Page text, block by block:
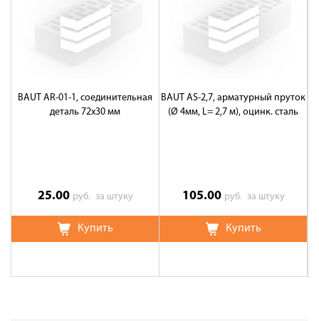
BAUT AR-01-1, соединительная
деталь 72х30 мм
25.00 руб. за штуку
Купить
BAUT AS-2,7, арматурный пруток
(Ø 4мм, L= 2,7 м), оцинк. сталь
105.00 руб. за штуку
Купить